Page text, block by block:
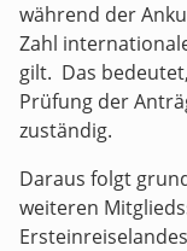
während der
Zahl
gilt. Das
Prüfung der
zuständig.
Daraus folgt
weiteren